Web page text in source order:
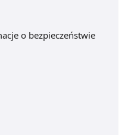
o bezpieczeństwie